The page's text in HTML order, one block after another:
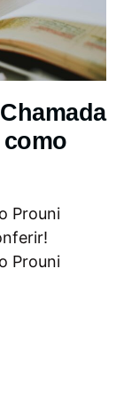
Prouni
Prouni